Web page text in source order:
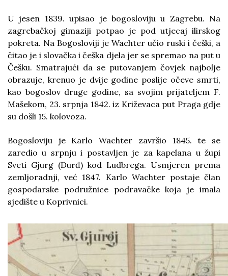
U jesen 1839. upisao je bogosloviju u Zagrebu. Na
zagrebačkoj gimaziji potpao je pod utjecaj ilirskog
pokreta. Na Bogosloviji je Wachter učio ruski i češki, a
čitao je i slovačka i češka djela jer se spremao na put u
Češku. Smatrajući da se putovanjem čovjek najbolje
obrazuje, krenuo je dvije godine poslije očeve smrti,
kao bogoslov druge godine, sa svojim prijateljem F.
Mašekom, 23. srpnja 1842. iz Križevaca put Praga gdje
su došli 15. kolovoza.
Bogosloviju je Karlo Wachter završio 1845. te se
zaredio u srpnju i postavljen je za kapelana u župi
Sveti Gjurg (Đurđ) kod Ludbrega. Usmjeren prema
zemljoradnji, već 1847. Karlo Wachter postaje član
gospodarske podružnice podravačke koja je imala
sjedište u Koprivnici.